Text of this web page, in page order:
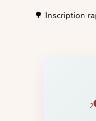
🌳 Inscription
2